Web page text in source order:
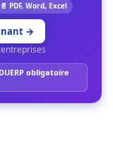
📄 PDF, Word, Excel
→
obligatoire